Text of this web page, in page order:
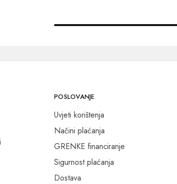
POSLOVANJE
Uvjeti korištenja
Načini plaćanja
GRENKE financiranje
Sigurnost plaćanja
Dostava